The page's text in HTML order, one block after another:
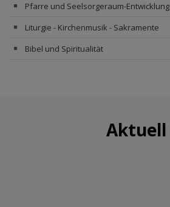
Pfarre und Seelsorgeraum-Entwicklung
Liturgie - Kirchenmusik - Sakramente
Bibel und Spiritualität
Aktuell